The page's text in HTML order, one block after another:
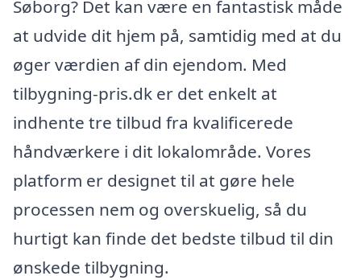
Søborg? Det kan være en fantastisk måde
at udvide dit hjem på, samtidig med at du
øger værdien af din ejendom. Med
tilbygning-pris.dk er det enkelt at
indhente tre tilbud fra kvalificerede
håndværkere i dit lokalområde. Vores
platform er designet til at gøre hele
processen nem og overskuelig, så du
hurtigt kan finde det bedste tilbud til din
ønskede tilbygning.